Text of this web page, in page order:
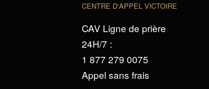
CENTRE D'APPEL VICTOIRE
CAV Ligne de prière
24H/7 :
1 877 279 0075
Appel sans frais